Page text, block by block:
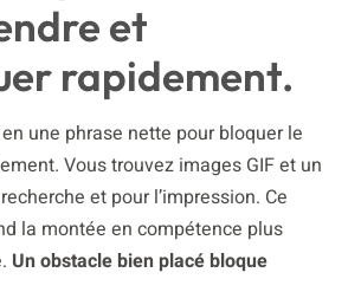
et
rapidement.
une phrase nette pour bloquer le
Vous trouvez images GIF et un
et pour l’impression. Ce
la montée en compétence plus
Un obstacle bien placé bloque